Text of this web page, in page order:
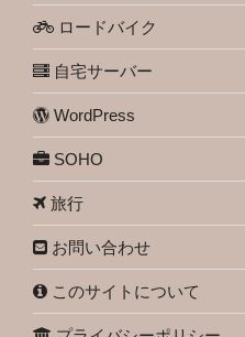
ロードバイク
自宅サーバー
WordPress
SOHO
旅行
お問い合わせ
このサイトについて